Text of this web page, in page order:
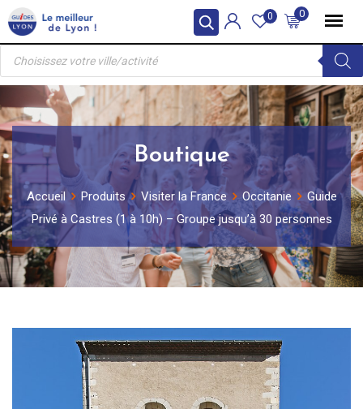
Skip
to
content
0
0
Recherche
produits
Boutique
Accueil Produits Visiter la France Occitanie
Guide
Privé à Castres (1 à 10h) – Groupe jusqu’à 30 personnes